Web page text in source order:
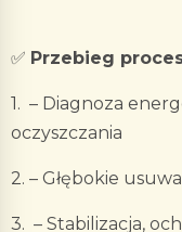
✅ Przebieg
1. – Diagnoza
oczyszczania
2. – Głębokie
3. – Stabilizacja,